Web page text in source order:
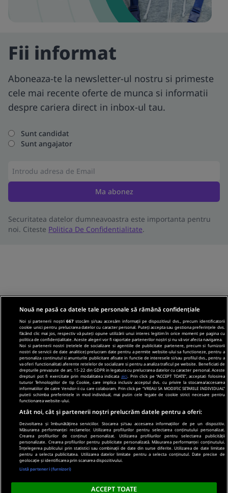
Fii informat
Aboneaza-te la newsletter-ul nostru si primeste
cele mai recente oferte de munca si informatii
despre cariera direct in inbox-ul tau.
Sunt candidat
Sunt angajator
Ma abonez
Securitatea datelor dumneavoastra este importanta pentru
noi. Citeste Politica De Confidentialitate.
Nouă ne pasă ca datele tale personale să rămână confidențiale
Noi și partenerii noștri667 stocăm și/sau accesăm informații pe dispozitivul dvs., precum identificatorii
cookie unici pentru prelucrarea datelor cu caracter personal. Puteți accepta sau gestiona preferințele dvs.
făcând clic mai jos, respectiv vă puteți opune utilizării unui interes legitim în orice moment pe pagina cu
politica de confidențialitate. Aceste alegeri vor fi raportate partenerilor noștri și nu vă vor afecta navigarea.
Noi si partenerii nostri (retelele de socializare si agentiile de publicitate partenere, precum si furnizorii
nostri de servicii de date analitice) prelucram date pentru a permite website-ului sa functioneze, pentru a
personaliza continutul si anunturile publicitare afisate in functie de interesele si/sau profilul dvs., pentru a
va oferi functionalitati aferente retelelor de socializare si pentru a analiza traficul pe website. Beneficiati de
drepturile prevazute de art. 15-22 din GDPR in legatura cu prelucrarea datelor cu caracter personal. Aceste
drepturi pot fi exercitate prin modalitatea indicata aici . Prin click pe “ACCEPT TOATE”, acceptati folosirea
tuturor Tehnologiilor de tip Cookie, care implica inclusiv acceptul dvs. cu privire la stocarea/accesarea
informatiilor de catre Vendor-ii cu care colaboram. Prin click pe “VREAU SA MODIFIC SETARILE INDIVIDUAL”
puteti schimba preferintele in mod individual, mai putin cele legate de cookie strict necesare pentru
functionarea website-ului.
Atât noi, cât și partenerii noștri prelucrăm datele pentru a oferi:
Dezvoltarea și îmbunătățirea serviciilor. Stocarea și/sau accesarea informațiilor de pe un dispozitiv.
Măsurarea performanței reclamelor. Utilizarea profilurilor pentru selectarea conținutului personalizat.
Crearea profilurilor de conținut personalizat. Utilizarea profilurilor pentru selectarea publicității
personalizate. Crearea profilurilor pentru publicitate personalizată. Măsurarea performanței conținutului.
Înțelegerea publicului prin statistici sau combinații de date din surse diferite. Utilizarea de date limitate
pentru a selecta publicitatea. Utilizarea datelor limitate pentru a selecta conținutul. Date precise de
geolocație și identificarea prin scanarea dispozitivului.
Listă parteneri (furnizori)
ACCEPT TOATE